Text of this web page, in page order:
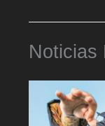
Noticias